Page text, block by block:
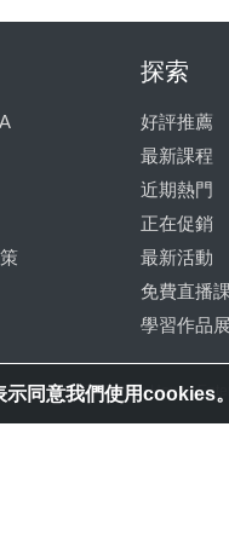
探索
好評推薦
最新課程
近期熱門
正在促銷
最新活動
免費直播
學習作品
© 2025 Spring House
同意我們使用cookies